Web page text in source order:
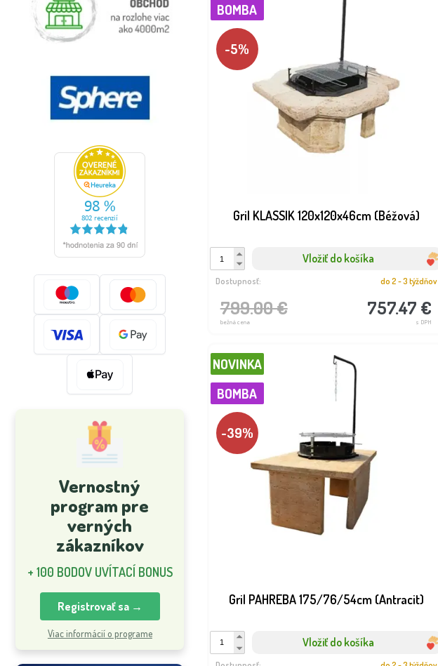
Vernostný
program pre
verných
zákazníkov
+ 100 BODOV UVÍTACÍ BONUS
Registrovať sa →
Viac informácií o programe
Gril KLASSIK 120x120x46cm (Béžová)
BOMBA
-5%
Vložiť do košíka
799.00 €
bežná cena
757.47 €
s DPH
Dostupnosť: do 2 - 3 týždňov
Gril PAHREBA 175/76/54cm (Antracit)
NOVINKA
BOMBA
-39%
Vložiť do košíka